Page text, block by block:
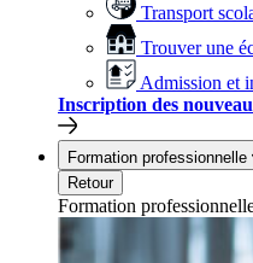
Transport
Trouver une
Admission et
Inscription des
Formation professionnelle
Retour
Formation